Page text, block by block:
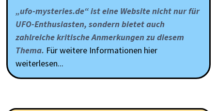
„ufo-mysteries.de“ ist eine Website nicht nur für
UFO-Enthusiasten, sondern bietet auch
zahlreiche kritische Anmerkungen zu diesem
Thema. Für weitere Informationen hier
weiterlesen...